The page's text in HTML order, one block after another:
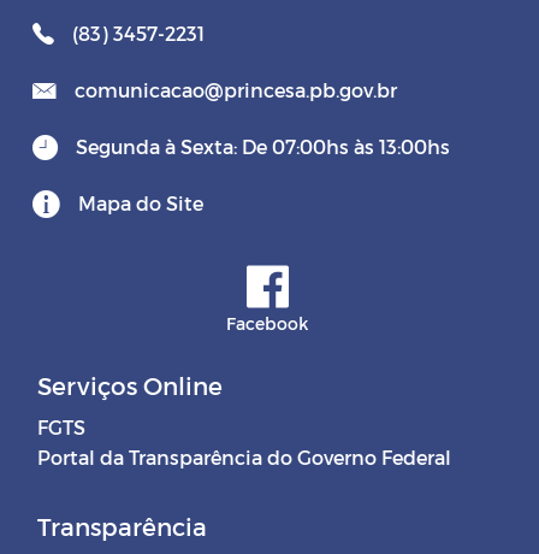
(83) 3457-2231
comunicacao@princesa.pb.gov.br
Segunda à Sexta: De 07:00hs às 13:00hs
Mapa do Site
Facebook
Serviços Online
FGTS
Portal da Transparência do Governo Federal
Transparência